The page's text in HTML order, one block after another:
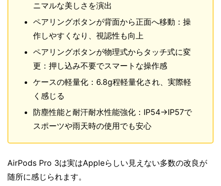
ニマルな美しさを演出
ペアリングボタンが背面から正面へ移動：操
作しやすくなり、視認性も向上
ペアリングボタンが物理式からタッチ式に変
更：押し込み不要でスマートな操作感
ケースの軽量化：6.8g程軽量化され、実際軽
く感じる
防塵性能と耐汗耐水性能強化：IP54→IP57で
スポーツや雨天時の使用でも安心
AirPods Pro 3は実はAppleらしい見えない多数の改良が
随所に感じられます。